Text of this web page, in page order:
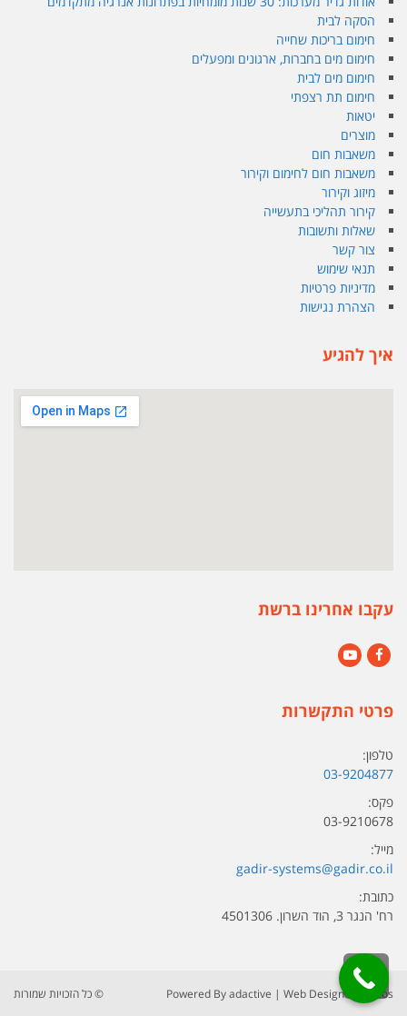
הסקה לבית
חימום בריכות שחייה
חימום מים בחברות, ארגונים ומפעלים
חימום מים לבית
חימום תת רצפתי
יטאות
מוצרים
משאבות חום
משאבות חום לחימום וקירור
מיזוג וקירור
קירור תהליכי בתעשייה
שאלות ותשובות
צור קשר
תנאי שימוש
מדיניות פרטיות
הצהרת נגישות
איך להגיע
עקבו אחרינו ברשת
פרטי התקשרות
טלפון:
03-9204877
פקס:
03-9210678
מייל:
gadir-systems@gadir.co.il
כתובת:
רח' הנגר 3, הוד השרון. 4501306
Powered Byadactive | Web Design By Siteos © כל הזכויות שמורות גלילה לראש העמוד